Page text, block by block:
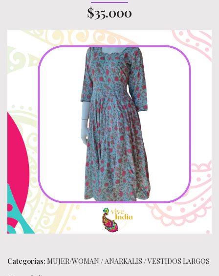
$35.000
Categorias: MUJER/WOMAN /ANARKALIS /VESTIDOS LARGOS